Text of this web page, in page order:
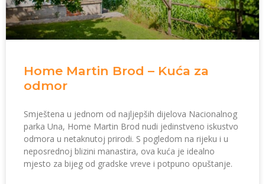
Home Martin Brod – Kuća za
odmor
Smještena u jednom od najljepših dijelova Nacionalnog
parka Una, Home Martin Brod nudi jedinstveno iskustvo
odmora u netaknutoj prirodi. S pogledom na rijeku i u
neposrednoj blizini manastira, ova kuća je idealno
mjesto za bijeg od gradske vreve i potpuno opuštanje.